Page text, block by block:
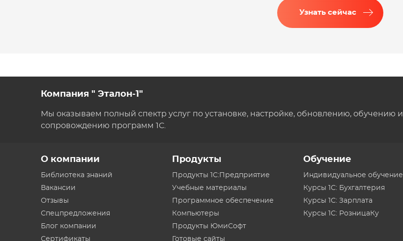
Узнать сейчас
Компания " Эталон-1"
Мы оказываем полный спектр услуг по установке, настройке, обновлению, обучению и
сопровождению программ 1С.
О компании
Библиотека знаний
Вакансии
Отзывы
Спецпредложения
Блог компании
Сертификаты
Продукты
Продукты 1С:Предприятие
Учебные материалы
Программное обеспечение
Компьютеры
Продукты ЮмиСофт
Готовые сайты
Обучение
Индивидуальное обучение
Курсы 1С: Бухгалтерия
Курсы 1С: Зарплата
Курсы 1С: РозницаКу